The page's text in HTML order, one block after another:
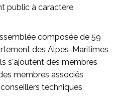
public à caractère
composée de 59
des Alpes-Maritimes
s'ajoutent des membres
membres associés
techniques